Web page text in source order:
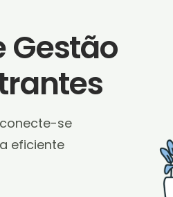
Gestão
se
eficiente